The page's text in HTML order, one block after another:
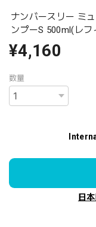
ナンバースリー ミ
ンプーS 500ml(レフ
¥4,160
数量
日